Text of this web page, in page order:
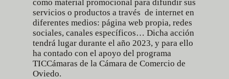
como material promocional para difundir sus
servicios o productos a través de internet en
diferentes medios: página web propia, redes
sociales, canales específicos… Dicha acción
tendrá lugar durante el año 2023, y para ello
ha contado con el apoyo del programa
TICCámaras de la Cámara de Comercio de
Oviedo.